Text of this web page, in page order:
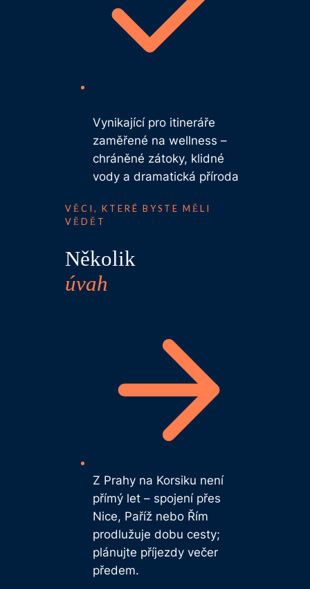
Vynikající pro itineráře
zaměřené na wellness –
chráněné zátoky, klidné
vody a dramatická příroda
VĚCI, KTERÉ BYSTE MĚLI
VĚDĚT
Několik
úvah
Z Prahy na Korsiku není
přímý let – spojení přes
Nice, Paříž nebo Řím
prodlužuje dobu cesty;
plánujte příjezdy večer
předem.